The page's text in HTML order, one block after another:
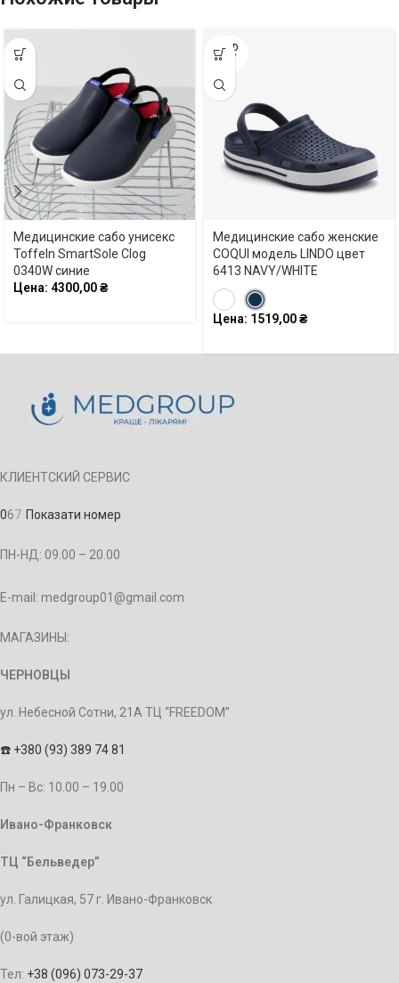
Медицинские сабо унисекс
Toffeln SmartSole Clog
0340W синие
Цена: 4300,00₴
SOLD
OUT
Медицинские сабо женские
COQUI модель LINDO цвет
6413 NAVY/WHITE
Цена: 1519,00₴
КЛИЕНТСКИЙ СЕРВИС
067 Показати номер
ПН-НД: 09.00 – 20.00
E-mail: medgroup01@gmail.com
МАГАЗИНЫ:
ЧЕРНОВЦЫ
ул. Небесной Сотни, 21А ТЦ “FREEDOM”
☎️ +380 (93) 389 74 81
Пн – Bc: 10.00 – 19.00
Ивано-Франковск
ТЦ “Бельведер”
ул. Галицкая, 57 г. Ивано-Франковск
(0-вой этаж)
Тел: +38 (096) 073-29-37